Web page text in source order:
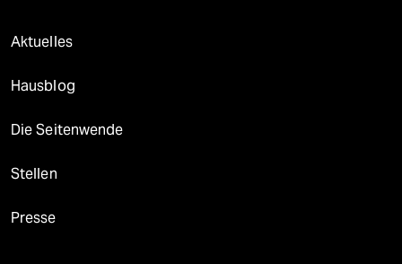
Aktuelles
Hausblog
Die Seitenwende
Stellen
Presse